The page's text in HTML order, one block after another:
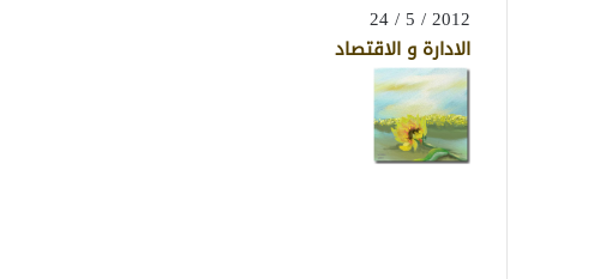
2012 / 5 / 24
الادارة و الاقتصاد